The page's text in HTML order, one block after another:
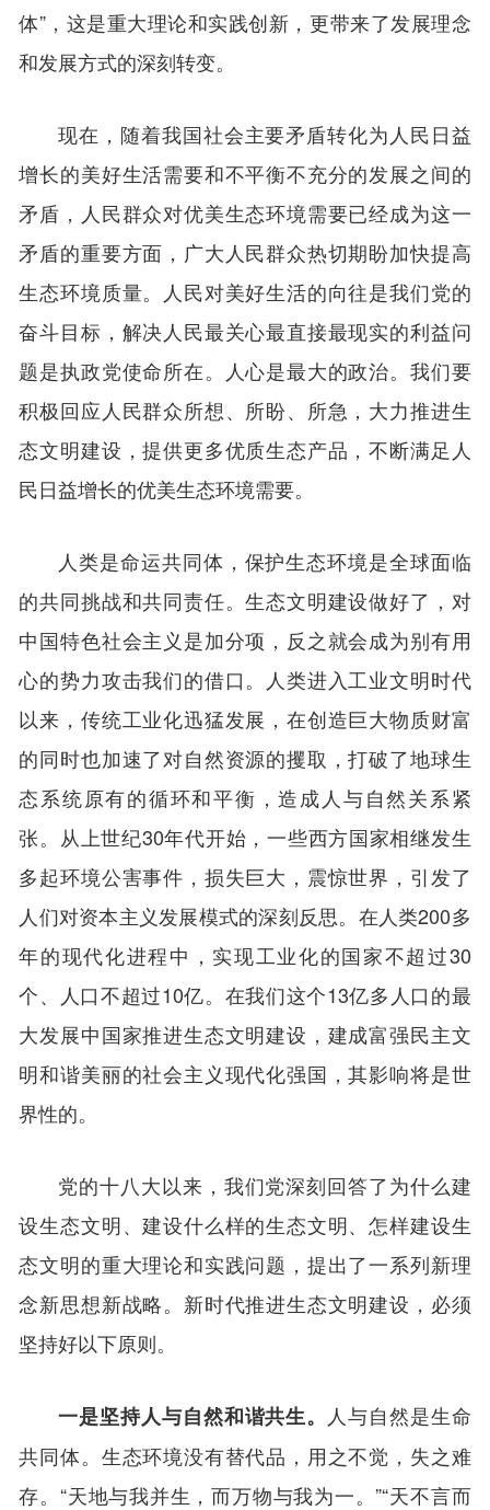
体”，这是重大理论和实践创新，更带来了发展理念
和发展方式的深刻转变。
现在，随着我国社会主要矛盾转化为人民日益
增长的美好生活需要和不平衡不充分的发展之间的
矛盾，人民群众对优美生态环境需要已经成为这一
矛盾的重要方面，广大人民群众热切期盼加快提高
生态环境质量。人民对美好生活的向往是我们党的
奋斗目标，解决人民最关心最直接最现实的利益问
题是执政党使命所在。人心是最大的政治。我们要
积极回应人民群众所想、所盼、所急，大力推进生
态文明建设，提供更多优质生态产品，不断满足人
民日益增长的优美生态环境需要。
人类是命运共同体，保护生态环境是全球面临
的共同挑战和共同责任。生态文明建设做好了，对
中国特色社会主义是加分项，反之就会成为别有用
心的势力攻击我们的借口。人类进入工业文明时代
以来，传统工业化迅猛发展，在创造巨大物质财富
的同时也加速了对自然资源的攫取，打破了地球生
态系统原有的循环和平衡，造成人与自然关系紧
张。从上世纪30年代开始，一些西方国家相继发生
多起环境公害事件，损失巨大，震惊世界，引发了
人们对资本主义发展模式的深刻反思。在人类200多
年的现代化进程中，实现工业化的国家不超过30
个、人口不超过10亿。在我们这个13亿多人口的最
大发展中国家推进生态文明建设，建成富强民主文
明和谐美丽的社会主义现代化强国，其影响将是世
界性的。
党的十八大以来，我们党深刻回答了为什么建
设生态文明、建设什么样的生态文明、怎样建设生
态文明的重大理论和实践问题，提出了一系列新理
念新思想新战略。新时代推进生态文明建设，必须
坚持好以下原则。
一是坚持人与自然和谐共生。
人与自然是生命
共同体。生态环境没有替代品，用之不觉，失之难
存。“天地与我并生，而万物与我为一。”“天不言而